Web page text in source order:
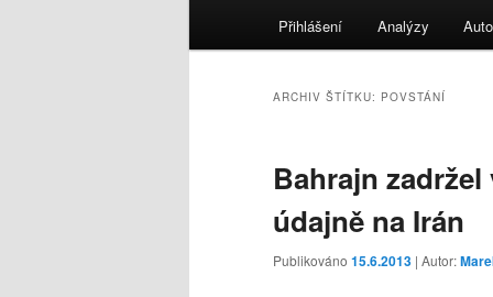
Přihlášení Analýzy
ARCHIV ŠTÍTKU: POVSTÁNÍ
Bahrajn
údajně na Irán
Publikováno 15.6.2013 | Autor: